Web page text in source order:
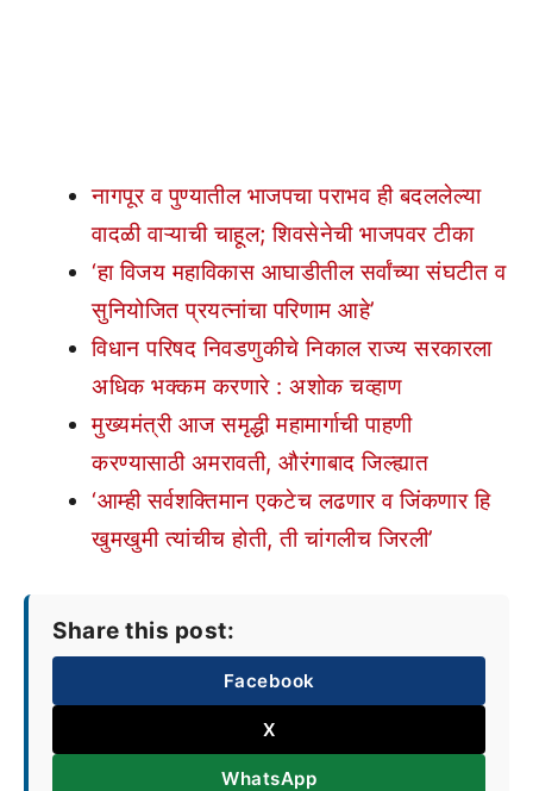
नागपूर व पुण्यातील भाजपचा पराभव ही बदललेल्या
वादळी वाऱ्याची चाहूल; शिवसेनेची भाजपवर टीका
‘हा विजय महाविकास आघाडीतील सर्वांच्या संघटीत व
सुनियोजित प्रयत्नांचा परिणाम आहे’
विधान परिषद निवडणुकीचे निकाल राज्य सरकारला
अधिक भक्कम करणारे : अशोक चव्हाण
मुख्यमंत्री आज समृद्धी महामार्गाची पाहणी
करण्यासाठी अमरावती, औरंगाबाद जिल्ह्यात
‘आम्ही सर्वशक्तिमान एकटेच लढणार व जिंकणार हि
खुमखुमी त्यांचीच होती, ती चांगलीच जिरली’
Share this post:
Facebook
X
WhatsApp